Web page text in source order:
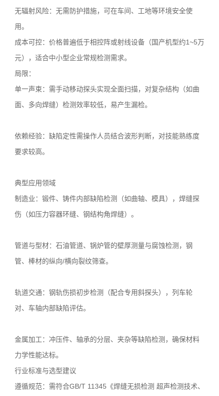
无辐射风险：无需防护措施，可在车间、工地等环境安全使
用。
成本可控：价格普遍低于相控阵或射线设备（国产机型约1~5万
元），适合中小型企业常规检测需求。
局限：
单一声束：需手动移动探头实现全面扫描，对复杂结构（如曲
面、多向焊缝）检测效率较低，易产生漏检。
依赖经验：缺陷定性需操作人员结合波形判断，对技能熟练度
要求较高。
典型应用领域
制造业：锻件、铸件内部缺陷检测（如曲轴、模具），焊缝探
伤（如压力容器环缝、钢结构角焊缝）。
管道与型材：石油管道、锅炉管的壁厚测量与腐蚀检测，钢
管、棒材的纵向/横向裂纹筛查。
轨道交通：钢轨伤损初步检测（配合专用斜探头），列车轮
对、车轴内部缺陷评估。
金属加工：冲压件、轴承的分层、夹杂等缺陷检测，确保材料
力学性能达标。
行业标准与选型建议
遵循规范：需符合GB/T 11345《焊缝无损检测 超声检测技术、